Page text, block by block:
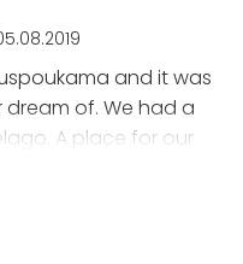
and it was
of. We had a
A place for our
overall excellent
we wanted our